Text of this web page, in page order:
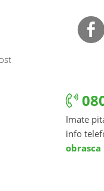
Imate
info
obrasca